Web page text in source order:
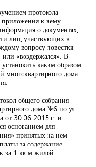
протокола
к нему
о документах,
лиц, участвующих в
вопросу повестки
или «воздержался». В
каким образом
многоквартирного дома
общего собрания
дома №6 по ул.
от 30.06.2015 г. и
основанием для
принятых на нем
за содержание
за 1 кв.м жилой